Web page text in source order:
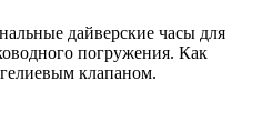
дайверские часы для
погружения. Как
клапаном.